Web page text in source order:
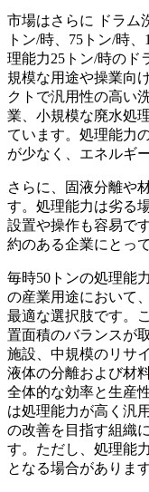
市場はさらに
ドラム
トン/時、75トン/時
理能力25トン/時のド
規模な用途や操業向
クトで汎用性の高い
業、小規模な廃水処
ています。処理能力
が少なく、エネルギ
さらに、固液分離や
す。処理能力は劣る
設置や操作も容易で
約のある企業にとっ
毎時50トンの処理能
の産業用途において
最適な選択肢です。
置面積のバランスが
施設、中規模のリサ
液体の分離および材
全体的な効率と生産
は処理能力が高く汎
の改善を目指す組織
す。ただし、処理能
となる場合があります